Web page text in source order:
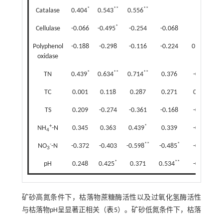
Catalase 0.404* 0.543** 0.556**
Cellulase -0.066 -0.495* -0.254 -0.068
Polyphenol
oxidase
-0.188 -0.298 -0.116 -0.224 0.670
TN 0.439* 0.634** 0.714** 0.376 -0.304
TC 0.001 0.118 0.287 0.271 0.416
TS 0.209 -0.274 -0.361 -0.168 -0.107
NH4
+-N 0.345 0.363 0.439* 0.339 -0.222
NO3
--N -0.372 -0.403 -0.598** -0.485* -0.233
pH 0.248 0.425* 0.371 0.534** -0.329
矿砂高氮条件下，枯落物蔗糖酶活性以及过氧化氢酶活性
与枯落物pH呈显著正相关（表5）。矿砂低氮条件下，枯落